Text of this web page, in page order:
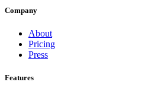
Company
About
Pricing
Press
Features